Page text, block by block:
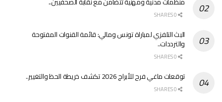
البث التلفزي لمباراة تونس ومالي: قائمة القنوات المفتوحة
والترددات..
توقعات ماغي فرح للأبراج 2026 تكشف خريطة الحظ والتغيير..